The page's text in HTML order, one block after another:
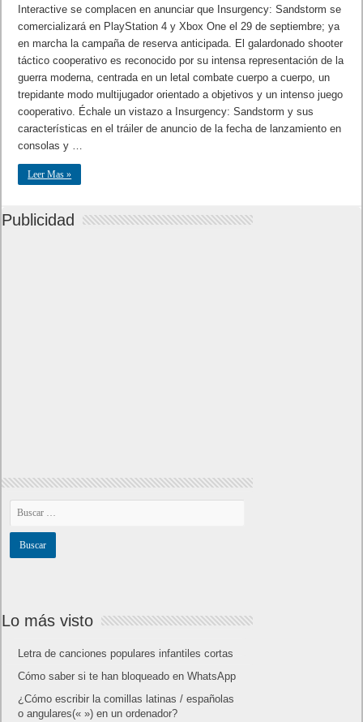
Interactive se complacen en anunciar que Insurgency: Sandstorm se
comercializará en PlayStation 4 y Xbox One el 29 de septiembre; ya
en marcha la campaña de reserva anticipada. El galardonado shooter
táctico cooperativo es reconocido por su intensa representación de la
guerra moderna, centrada en un letal combate cuerpo a cuerpo, un
trepidante modo multijugador orientado a objetivos y un intenso juego
cooperativo. Échale un vistazo a Insurgency: Sandstorm y sus
características en el tráiler de anuncio de la fecha de lanzamiento en
consolas y …
Leer Mas »
Publicidad
Lo más visto
Letra de canciones populares infantiles cortas
Cómo saber si te han bloqueado en WhatsApp
¿Cómo escribir la comillas latinas / españolas
o angulares(« ») en un ordenador?